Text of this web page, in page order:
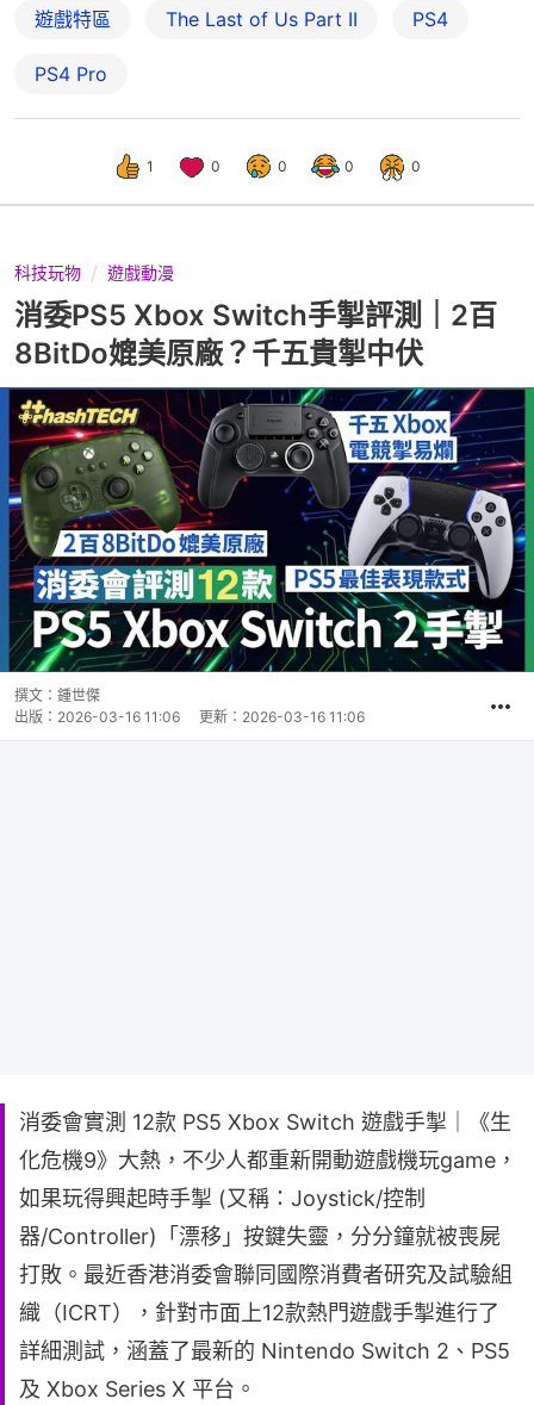
遊戲特區 The Last of Us Part II PS4
PS4 Pro
1 0 0 0 0
科技玩物 遊戲動漫
消委PS5 Xbox Switch手掣評測｜2百
8BitDo媲美原廠？千五貴掣中伏
撰文： 鍾世傑
出版： 2026-03-16 11:06 更新： 2026-03-16 11:06
消委會實測 12款 PS5 Xbox Switch 遊戲手掣｜《生
化危機9》大熱，不少人都重新開動遊戲機玩game，
如果玩得興起時手掣 (又稱：Joystick/控制
器/Controller)「漂移」按鍵失靈，分分鐘就被喪屍
打敗。最近香港消委會聯同國際消費者研究及試驗組
織（ICRT），針對市面上12款熱門遊戲手掣進行了
詳細測試，涵蓋了最新的 Nintendo Switch 2、PS5
及 Xbox Series X 平台。